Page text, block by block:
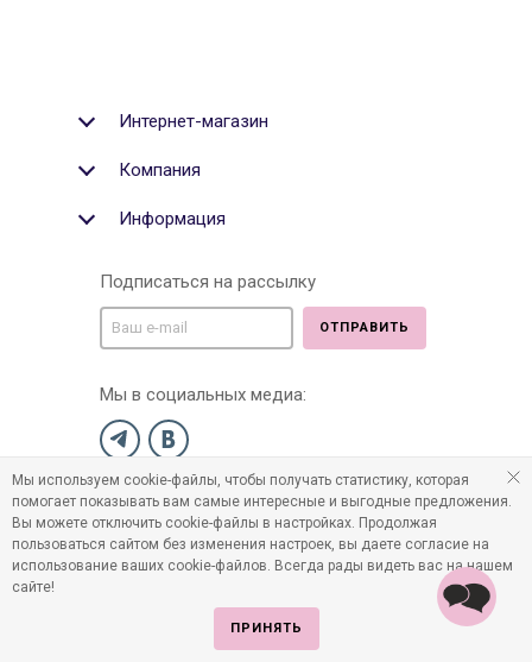
Интернет-магазин
Компания
Информация
Подписаться на рассылку
ОТПРАВИТЬ
Мы в социальных медиа:
©2011-2026 Все права защищены. Интернет-магазин
детских товаров www.infania.ru.
Мы используем cookie-файлы, чтобы получать статистику, которая
помогает показывать вам самые интересные и выгодные предложения.
Вы можете отключить cookie-файлы в настройках. Продолжая
пользоваться сайтом без изменения настроек, вы даете согласие на
использование ваших cookie-файлов. Всегда рады видеть вас на нашем
сайте!
ПРИНЯТЬ